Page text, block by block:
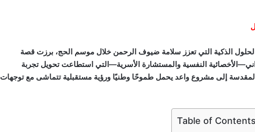
الذكية التي تعزز سلامة ضيوف الرحمن خلال موسم الحج، برزت قصة
النفسية والمستشارة الأسرية—التي استطاعت تحويل تجربة
إلى مشروع واعد يحمل طموحًا وطنيًا ورؤية مستقبلية تتماشى مع توجهات
Table of Contents